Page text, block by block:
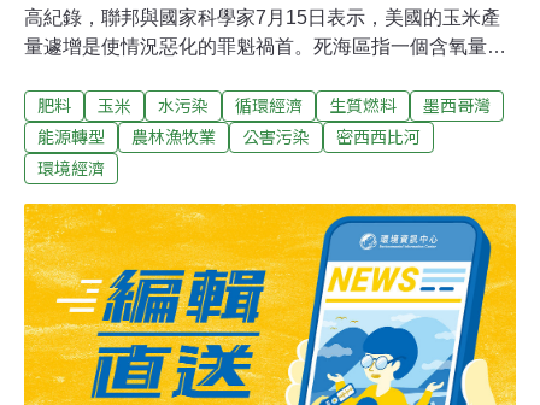
高紀錄，聯邦與國家科學家7月15日表示，美國的玉米產
量遽增是使情況惡化的罪魁禍首。死海區指一個含氧量不
天死海區將達到22791平方公里，大約是紐澤西州的大小
（台灣面積約36000平方公里）。美國國家海洋大氣總署
（the U.S. National Oceanic Atmospheric Administration,
NOAA）、路易斯安那大學海洋協會（Louisiana
Universities Marine Consortium）與路易斯安那州立大學
（LSU）預測死海區會達到自1985年官方監管以來的最大
範圍。美國最大河密西西比河灌溉了美國境內40%的土
地，包括大部分農業中心地帶和玉米帶，帶著豐沛營養的
河水，每年就在路易斯安那州和德州海岸線外匯集成死海
區。更北邊的明尼蘇達
肥料 玉米 水污染 循環經濟 生質燃料
墨西哥灣
能源轉型
農林漁牧業 公害污染
密西西比河
環境經濟